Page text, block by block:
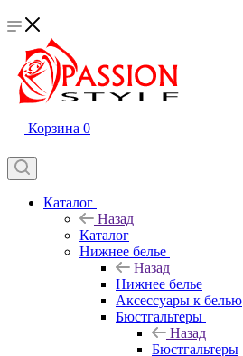
Корзина 0
Каталог
Назад
Каталог
Нижнее белье
Назад
Нижнее белье
Аксессуары к белью
Бюстгальтеры
Назад
Бюстгальтеры